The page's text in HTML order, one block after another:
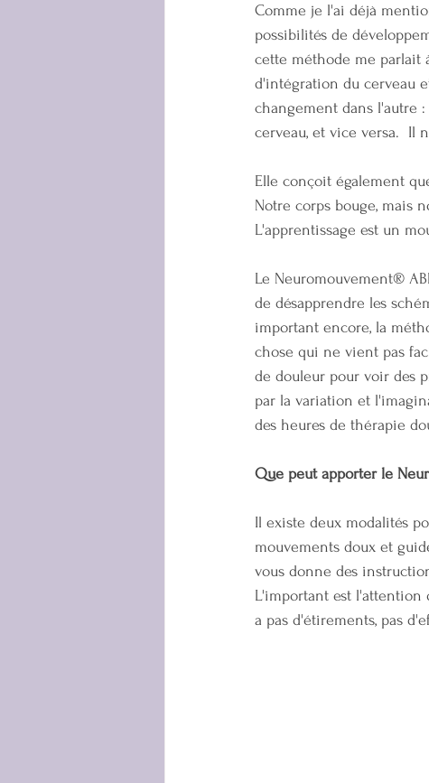
Comme je l'ai déjà
possibilités de
cette méthode me parlait
d'intégration du cerveau
changement dans l'autre
cerveau, et vice versa.  Il
Elle conçoit également
Notre corps bouge, mais
L'apprentissage est un
Le Neuromouvement®
de désapprendre les
important encore, la
chose qui ne vient pas
de douleur pour voir des
par la variation et
des heures de thérapie
Que peut apporter le
Il existe deux modalités
mouvements doux et
vous donne des
L'important est l'attention
a pas d'étirements, pas